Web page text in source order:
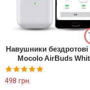
Навушники бездротові
Mocolo AirBuds
Оцінено в
498 грн.